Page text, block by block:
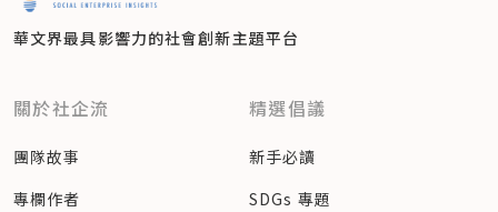
華文界最具影響力的社會創新主題平台
關於社企流
團隊故事
專欄作者
精選倡議
新手必讀
SDGs 專題